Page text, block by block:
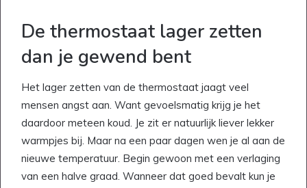
De thermostaat lager zetten
dan je gewend bent
Het lager zetten van de thermostaat jaagt veel
mensen angst aan. Want gevoelsmatig krijg je het
daardoor meteen koud. Je zit er natuurlijk liever lekker
warmpjes bij. Maar na een paar dagen wen je al aan de
nieuwe temperatuur. Begin gewoon met een verlaging
van een halve graad. Wanneer dat goed bevalt kun je